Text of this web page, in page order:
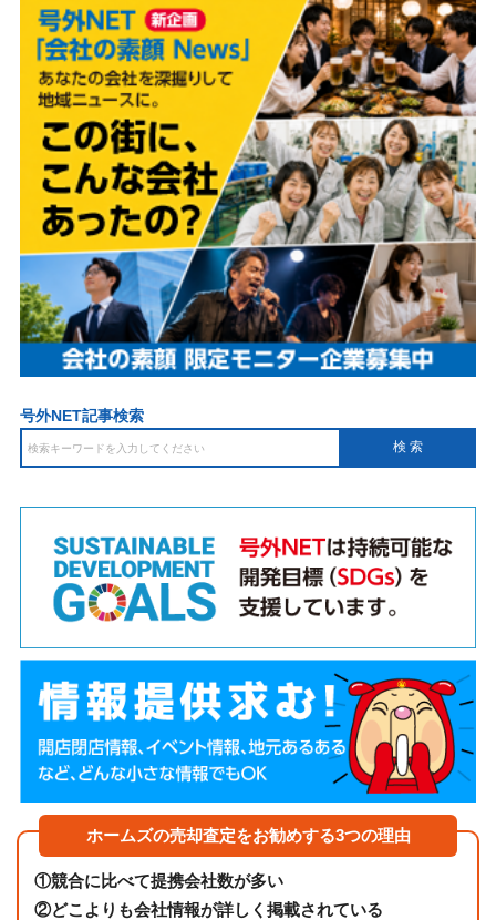
号外NET記事検索
ホームズの売却査定をお勧めする3つの理由
①競合に比べて提携会社数が多い
②どこよりも会社情報が詳しく掲載されている